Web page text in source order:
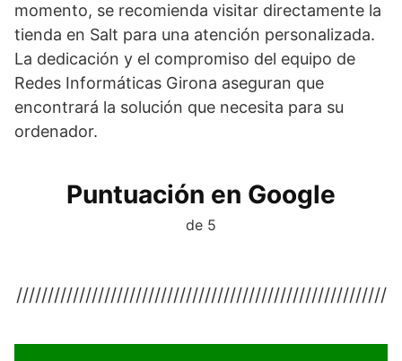
momento, se recomienda visitar directamente la
tienda en Salt para una atención personalizada.
La dedicación y el compromiso del equipo de
Redes Informáticas Girona aseguran que
encontrará la solución que necesita para su
ordenador.
Puntuación en Google
de 5
///////////////////////////////////////////////////////////